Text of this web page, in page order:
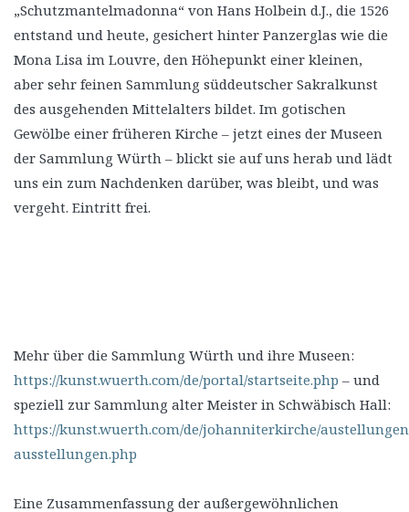
„Schutzmantelmadonna“ von Hans Holbein d.J., die 1526
entstand und heute, gesichert hinter Panzerglas wie die
Mona Lisa im Louvre, den Höhepunkt einer kleinen,
aber sehr feinen Sammlung süddeutscher Sakralkunst
des ausgehenden Mittelalters bildet. Im gotischen
Gewölbe einer früheren Kirche – jetzt eines der Museen
der Sammlung Würth – blickt sie auf uns herab und lädt
uns ein zum Nachdenken darüber, was bleibt, und was
vergeht. Eintritt frei.
Mehr über die Sammlung Würth und ihre Museen:
https://kunst.wuerth.com/de/portal/startseite.php – und
speziell zur Sammlung alter Meister in Schwäbisch Hall:
https://kunst.wuerth.com/de/johanniterkirche/
ausstellungen.php
Eine Zusammenfassung der außergewöhnlichen